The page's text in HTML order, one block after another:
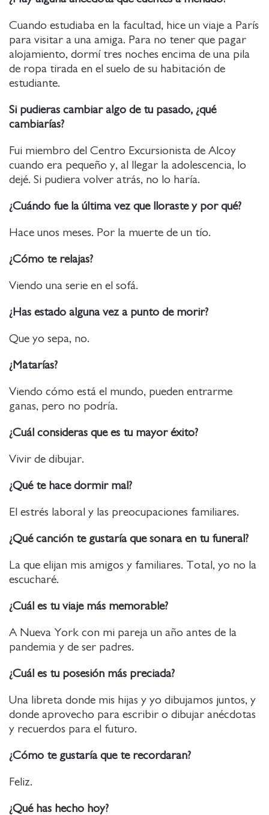
Cuando estudiaba en la facultad, hice un viaje a París
para visitar a una amiga. Para no tener que pagar
alojamiento, dormí tres noches encima de una pila
de ropa tirada en el suelo de su habitación de
estudiante.
Si pudieras cambiar algo de tu pasado, ¿qué
cambiarías?
Fui miembro del Centro Excursionista de Alcoy
cuando era pequeño y, al llegar la adolescencia, lo
dejé. Si pudiera volver atrás, no lo haría.
¿Cuándo fue la última vez que lloraste y por qué?
Hace unos meses. Por la muerte de un tío.
¿Cómo te relajas?
Viendo una serie en el sofá.
¿Has estado alguna vez a punto de morir?
Que yo sepa, no.
¿Matarías?
Viendo cómo está el mundo, pueden entrarme
ganas, pero no podría.
¿Cuál consideras que es tu mayor éxito?
Vivir de dibujar.
¿Qué te hace dormir mal?
El estrés laboral y las preocupaciones familiares.
¿Qué canción te gustaría que sonara en tu funeral?
La que elijan mis amigos y familiares. Total, yo no la
escucharé.
¿Cuál es tu viaje más memorable?
A Nueva York con mi pareja un año antes de la
pandemia y de ser padres.
¿Cuál es tu posesión más preciada?
Una libreta donde mis hijas y yo dibujamos juntos, y
donde aprovecho para escribir o dibujar anécdotas
y recuerdos para el futuro.
¿Cómo te gustaría que te recordaran?
Feliz.
¿Qué has hecho hoy?